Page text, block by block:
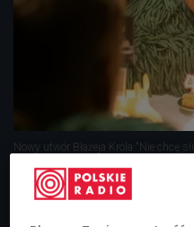
Nowy utwór Błażeja Króla "Nie chcę
Błażej Król już pracuje
pewnością mają na nie